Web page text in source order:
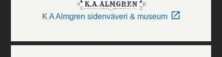
K A Almgren sidenväveri & museum